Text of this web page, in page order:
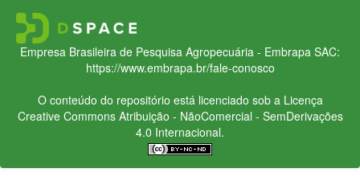
Empresa Brasileira de Pesquisa Agropecuária - Embrapa SAC:
https://www.embrapa.br/fale-conosco
O conteúdo do repositório está licenciado sob a Licença
Creative CommonsAtribuição - NãoComercial - SemDerivações
4.0 Internacional.